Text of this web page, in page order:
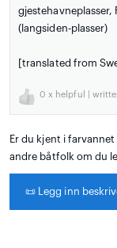
(langsiden-plasser)
[translated from
0 x helpful |
Er du kjent i
andre båtfolk om du
📜 Legg inn